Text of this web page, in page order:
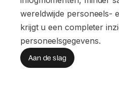
wereldwijde personeels-
krijgt u een completer
personeelsgegevens.
Aan de slag